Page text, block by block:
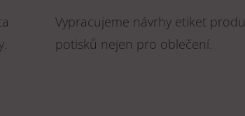
Vypracujeme návrhy etiket
potisků nejen pro oblečení.